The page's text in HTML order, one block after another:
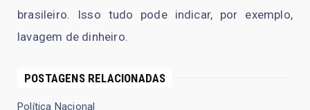
brasileiro. Isso tudo pode indicar, por exemplo,
lavagem de dinheiro.
POSTAGENS RELACIONADAS
Política Nacional